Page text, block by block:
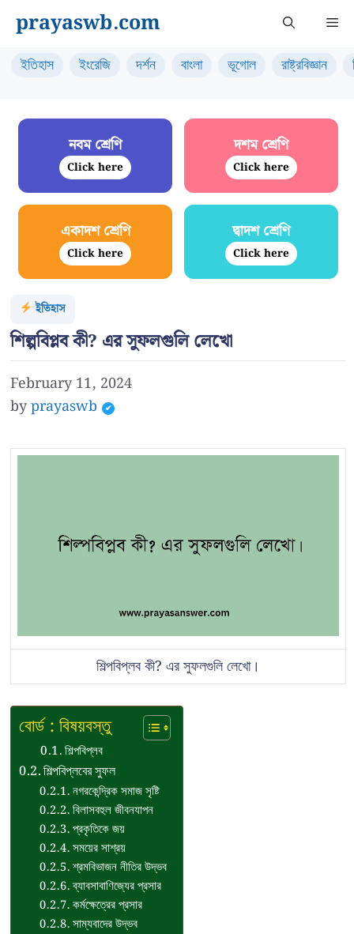
content
prayaswb.com
ইতিহাস ইংরেজি দর্শন বাংলা ভূগোল রাষ্ট্রবিজ্ঞান
নবম শ্রেণি
Click here
দশম শ্রেণি
Click here
একাদশ শ্রেণি
Click here
দ্বাদশ শ্রেণি
Click here
ইতিহাস
শিল্পবিপ্লব কী? এর সুফলগুলি লেখো
February 11, 2024
byprayaswb
শিল্পবিপ্লব কী? এর সুফলগুলি লেখো।
বোর্ড : বিষয়বস্তু
শিল্পবিপ্লব
শিল্পবিপ্লবের সুফল
নগরকেন্দ্রিক সমাজ সৃষ্টি
বিলাসবহুল জীবনযাপন
প্রকৃতিকে জয়
সময়ের সাশ্রয়
শ্রমবিভাজন নীতির উদ্ভব
ব্যাবসাবাণিজ্যের প্রসার
কর্মক্ষেত্রের প্রসার
সাম্যবাদের উদ্ভব